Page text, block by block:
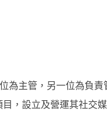
為主管，另一位為負
，設立及營運其社交